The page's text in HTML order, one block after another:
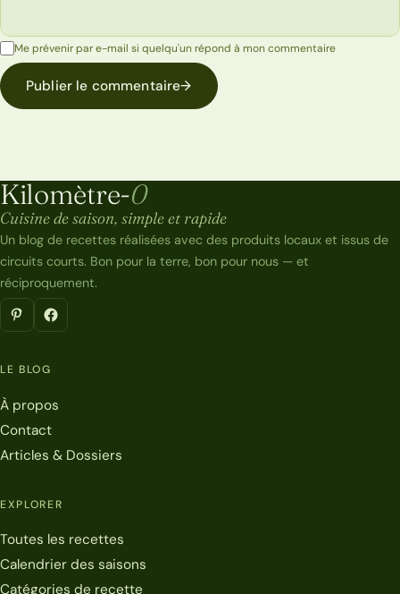
Me prévenir par e-mail si quelqu'un répond à mon commentaire
Publier le commentaire→
Kilomètre-0
Kilomètre-0
Cuisine de saison, simple et rapide
Un blog de recettes réalisées avec des produits locaux et issus de
circuits courts. Bon pour la terre, bon pour nous — et
réciproquement.
LE BLOG
À propos
Contact
Articles & Dossiers
EXPLORER
Toutes les recettes
Calendrier des saisons
Catégories de recette